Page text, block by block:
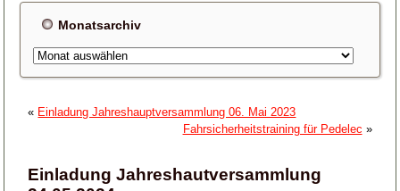
Monatsarchiv
Monatsarchiv
« Einladung Jahreshauptversammlung 06. Mai 2023
Fahrsicherheitstraining für Pedelec »
Einladung Jahreshautversammlung